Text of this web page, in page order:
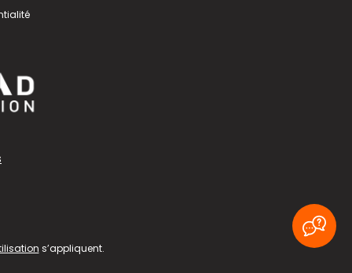
s’appliquent.